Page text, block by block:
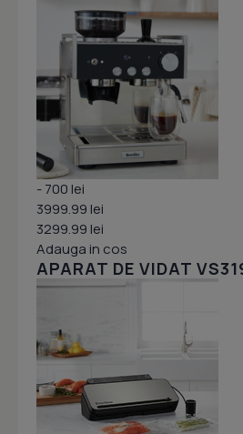
- 700 lei
3999.99 lei
3299.99 lei
Adauga in cos
APARAT DE VIDAT